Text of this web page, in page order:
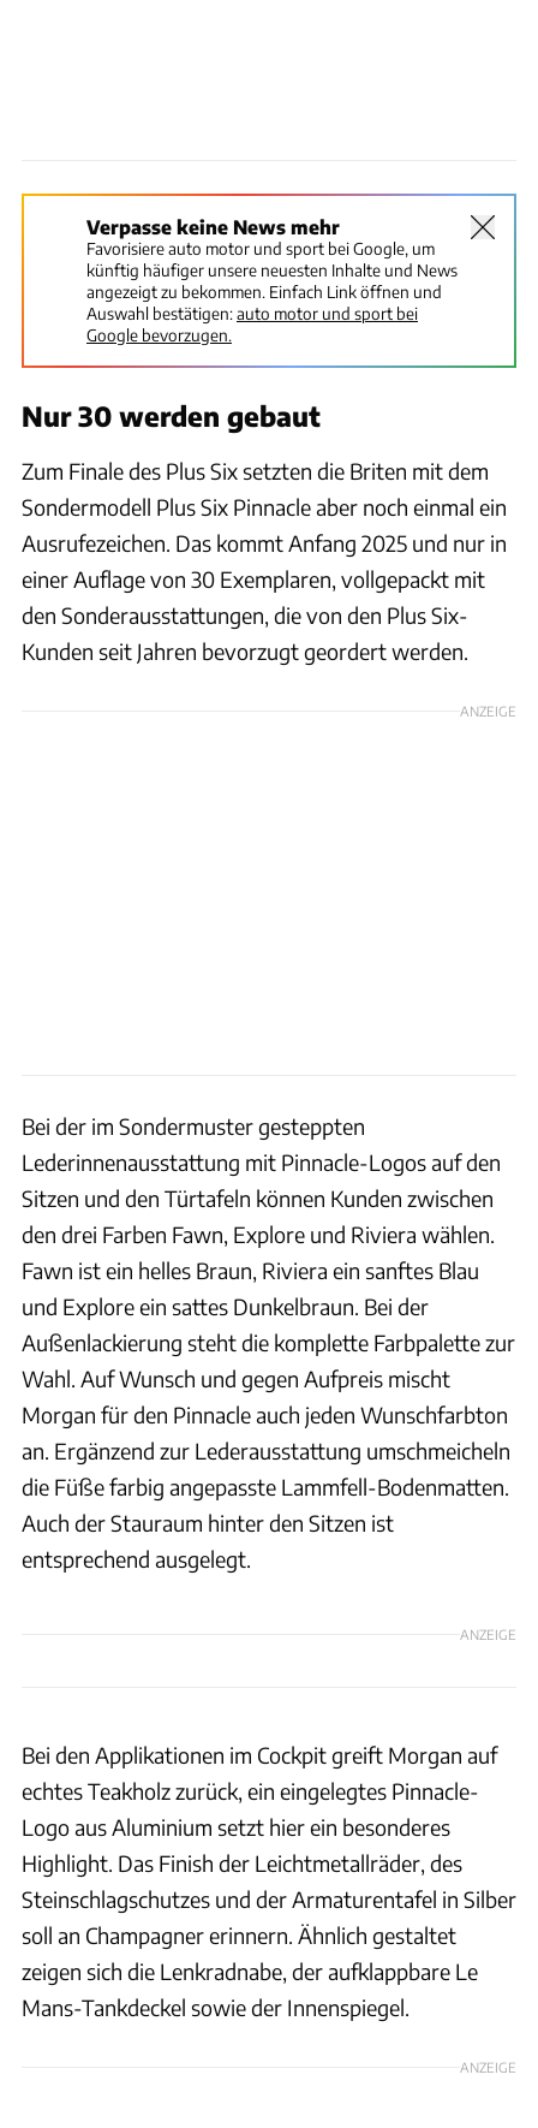
Verpasse keine News mehr
Favorisiere auto motor und sport bei Google, um
künftig häufiger unsere neuesten Inhalte und News
angezeigt zu bekommen. Einfach Link öffnen und
Auswahl bestätigen:auto motor und sport bei
Google bevorzugen.
Nur 30 werden gebaut
Zum Finale des Plus Six setzten die Briten mit dem
Sondermodell Plus Six Pinnacle aber noch einmal ein
Ausrufezeichen. Das kommt Anfang 2025 und nur in
einer Auflage von 30 Exemplaren, vollgepackt mit
den Sonderausstattungen, die von den Plus Six-
Kunden seit Jahren bevorzugt geordert werden.
ANZEIGE
Bei der im Sondermuster gesteppten
Lederinnenausstattung mit Pinnacle-Logos auf den
Sitzen und den Türtafeln können Kunden zwischen
den drei Farben Fawn, Explore und Riviera wählen.
Fawn ist ein helles Braun, Riviera ein sanftes Blau
und Explore ein sattes Dunkelbraun. Bei der
Außenlackierung steht die komplette Farbpalette zur
Wahl. Auf Wunsch und gegen Aufpreis mischt
Morgan für den Pinnacle auch jeden Wunschfarbton
an. Ergänzend zur Lederausstattung umschmeicheln
die Füße farbig angepasste Lammfell-Bodenmatten.
Auch der Stauraum hinter den Sitzen ist
entsprechend ausgelegt.
ANZEIGE
Bei den Applikationen im Cockpit greift Morgan auf
echtes Teakholz zurück, ein eingelegtes Pinnacle-
Logo aus Aluminium setzt hier ein besonderes
Highlight. Das Finish der Leichtmetallräder, des
Steinschlagschutzes und der Armaturentafel in Silber
soll an Champagner erinnern. Ähnlich gestaltet
zeigen sich die Lenkradnabe, der aufklappbare Le
Mans-Tankdeckel sowie der Innenspiegel.
ANZEIGE